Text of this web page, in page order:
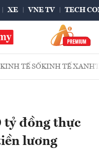
XE VNE TV TECH
KINH TẾ SỐKINH TẾ XANH
đồng thực
lương